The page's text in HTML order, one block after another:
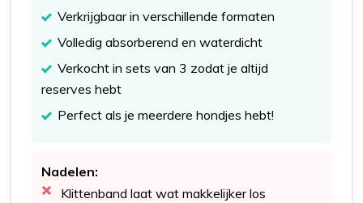
Verkrijgbaar in verschillende formaten
Volledig absorberend en waterdicht
Verkocht in sets van 3 zodat je altijd
reserves hebt
Perfect als je meerdere hondjes hebt!
Nadelen:
Klittenband laat wat makkelijker los